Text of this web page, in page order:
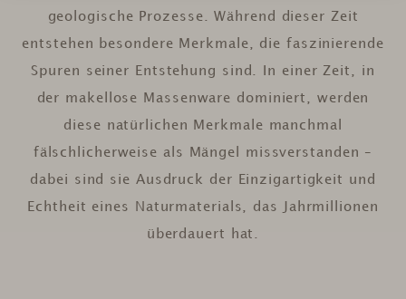
geologische Prozesse. Während dieser Zeit
entstehen besondere Merkmale, die faszinierende
Spuren seiner Entstehung sind. In einer Zeit, in
der makellose Massenware dominiert, werden
diese natürlichen Merkmale manchmal
fälschlicherweise als Mängel missverstanden –
dabei sind sie Ausdruck der Einzigartigkeit und
Echtheit eines Naturmaterials, das Jahrmillionen
überdauert hat.